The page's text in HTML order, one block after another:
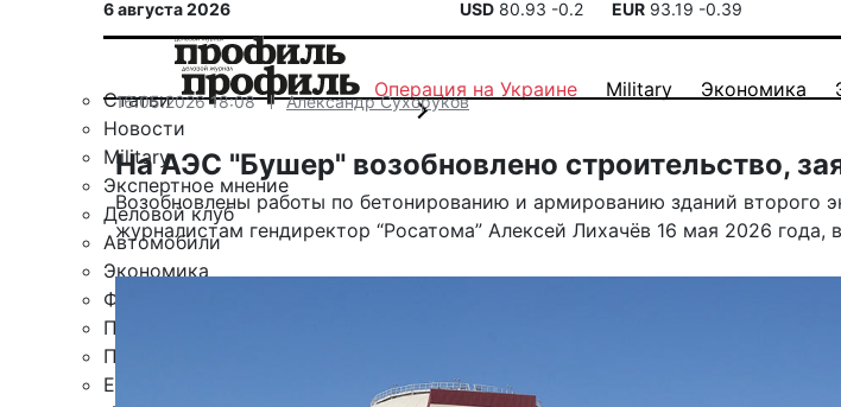
6 августа 2026 USD 80.93 -0.2 EUR 93.19 -0.39
Статьи
Новости
Military
Экспертное мнение
Деловой клуб
Автомобили
Экономика
Финансы
Политика
Путешествия
ЕАЭС
Операция на Украине Military Экономика
16.05.2026 18:08 Александр Сухоруков
На АЭС "Бушер" возобновлено строительство,
Возобновлены работы по бетонированию и армированию зданий второго
журналистам гендиректор “Росатома” Алексей Лихачёв 16 мая 2026 года,